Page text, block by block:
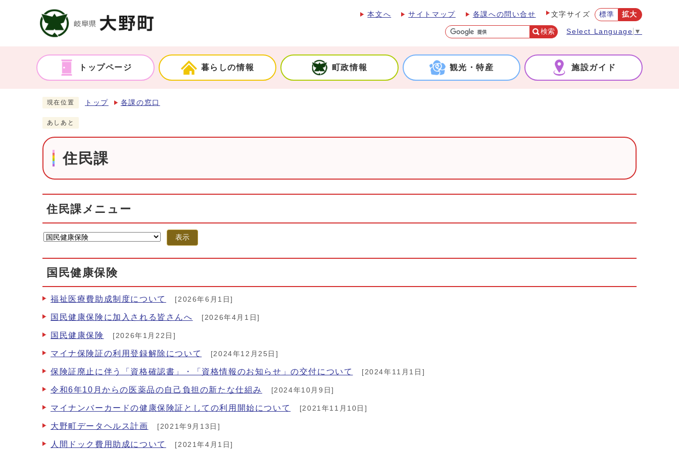
本文へ サイトマップ 各課への問い合せ 文字サイズ 標準 拡大
検索 Select Language ▼
トップページ 暮らしの情報 町政情報 観光・特産 施設ガイド
現在位置 トップ 各課の窓口
あしあと
住民課
住民課メニュー
表示
国民健康保険
福祉医療費助成制度について [2026年6月1日]
国民健康保険に加入される皆さんへ [2026年4月1日]
国民健康保険 [2026年1月22日]
マイナ保険証の利用登録解除について [2024年12月25日]
保険証廃止に伴う「資格確認書」・「資格情報のお知らせ」の交付について [2024年11月1日]
令和6年10月からの医薬品の自己負担の新たな仕組み [2024年10月9日]
マイナンバーカードの健康保険証としての利用開始について [2021年11月10日]
大野町データヘルス計画 [2021年9月13日]
人間ドック費用助成について [2021年4月1日]